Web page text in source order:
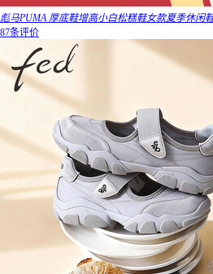
彪马PUMA 厚底鞋增高小白松糕鞋女款夏季休闲
87条评价